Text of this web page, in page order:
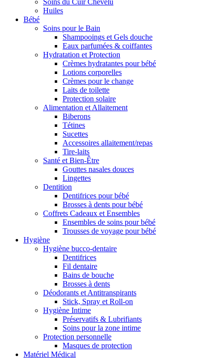
Soins du Cuir Chevelu
Huiles
Bébé
Soins pour le Bain
Shampooings et Gels douche
Eaux parfumées & coiffantes
Hydratation et Protection
Crèmes hydratantes pour bébé
Lotions corporelles
Crèmes pour le change
Laits de toilette
Protection solaire
Alimentation et Allaitement
Biberons
Tétines
Sucettes
Accessoires allaitement/repas
Tire-laits
Santé et Bien-Être
Gouttes nasales douces
Lingettes
Dentition
Dentifrices pour bébé
Brosses à dents pour bébé
Coffrets Cadeaux et Ensembles
Ensembles de soins pour bébé
Trousses de voyage pour bébé
Hygiène
Hygiène bucco-dentaire
Dentifrices
Fil dentaire
Bains de bouche
Brosses à dents
Déodorants et Antitranspirants
Stick, Spray et Roll-on
Hygiène Intime
Préservatifs & Lubrifiants
Soins pour la zone intime
Protection personnelle
Masques de protection
Matériel Médical